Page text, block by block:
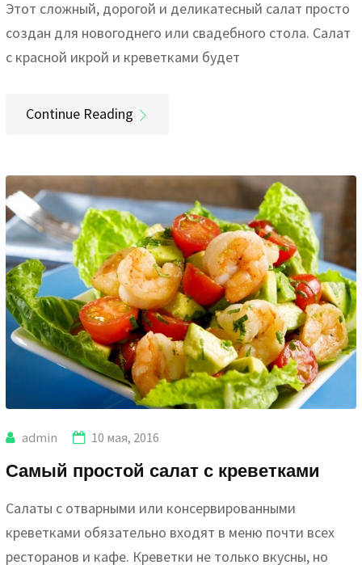
Этот сложный, дорогой и деликатесный салат просто
создан для новогоднего или свадебного стола. Салат
с красной икрой и креветками будет
Continue Reading
admin 10 мая, 2016
Самый простой салат с креветками
Салаты с отварными или консервированными
креветками обязательно входят в меню почти всех
ресторанов и кафе. Креветки не только вкусны, но